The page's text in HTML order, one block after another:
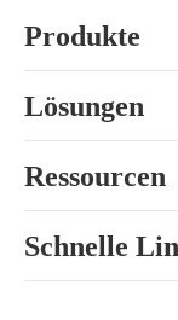
Produkte
Lösungen
Ressourcen
Schnelle